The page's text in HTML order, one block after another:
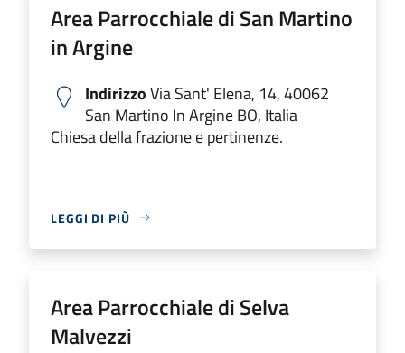
Area Parrocchiale di San Martino
in Argine
IndirizzoVia Sant' Elena, 14, 40062
San Martino In Argine BO, Italia
Chiesa della frazione e pertinenze.
LEGGI DI PIÙ
Area Parrocchiale di Selva
Malvezzi